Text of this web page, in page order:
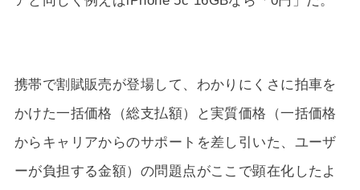
携帯で割賦販売が登場して、わかりにくさに拍車を
かけた一括価格（総支払額）と実質価格（一括価格
からキャリアからのサポートを差し引いた、ユーザ
ーが負担する金額）の問題点がここで顕在化したよ